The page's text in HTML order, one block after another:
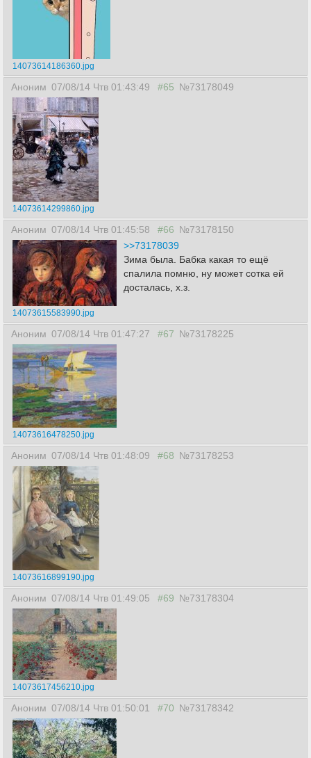
14073614186360.jpg
Аноним 07/08/14 Чтв 01:43:49 #65 №73178049
14073614299860.jpg
Аноним 07/08/14 Чтв 01:45:58 #66 №73178150
14073615583990.jpg
>>73178039
Зима была. Бабка какая то ещё
спалила помню, ну может сотка ей
досталась, х.з.
Аноним 07/08/14 Чтв 01:47:27 #67 №73178225
14073616478250.jpg
Аноним 07/08/14 Чтв 01:48:09 #68 №73178253
14073616899190.jpg
Аноним 07/08/14 Чтв 01:49:05 #69 №73178304
14073617456210.jpg
Аноним 07/08/14 Чтв 01:50:01 #70 №73178342